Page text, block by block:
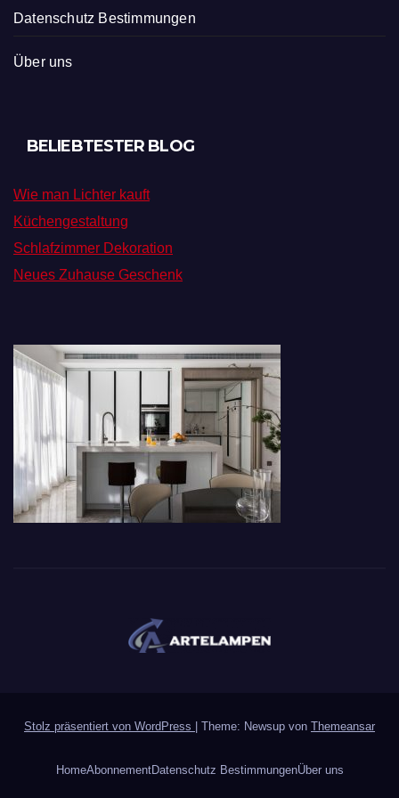
Datenschutz Bestimmungen
Über uns
BELIEBTESTER BLOG
Wie man Lichter kauft
Küchengestaltung
Schlafzimmer Dekoration
Neues Zuhause Geschenk
Stolz präsentiert von WordPress Theme: Newsup von Themeansar
HomeAbonnementDatenschutz BestimmungenÜber uns